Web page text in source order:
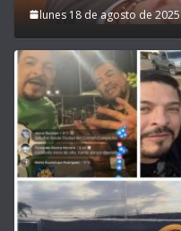
lunes 18 de agosto de 2025